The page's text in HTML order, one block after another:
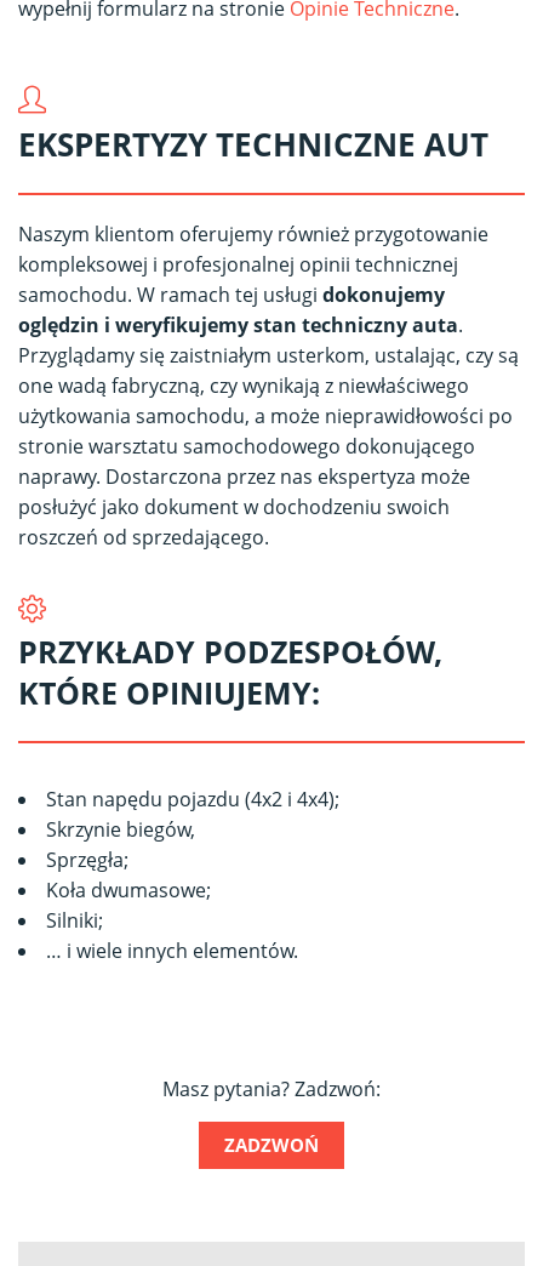
wypełnij formularz na stronie Opinie Techniczne.
EKSPERTYZY TECHNICZNE AUT
Naszym klientom oferujemy również przygotowanie
kompleksowej i profesjonalnej opinii technicznej
samochodu. W ramach tej usługi dokonujemy
oględzin i weryfikujemy stan techniczny auta.
Przyglądamy się zaistniałym usterkom, ustalając, czy są
one wadą fabryczną, czy wynikają z niewłaściwego
użytkowania samochodu, a może nieprawidłowości po
stronie warsztatu samochodowego dokonującego
naprawy. Dostarczona przez nas ekspertyza może
posłużyć jako dokument w dochodzeniu swoich
roszczeń od sprzedającego.
PRZYKŁADY PODZESPOŁÓW,
KTÓRE OPINIUJEMY:
Stan napędu pojazdu (4x2 i 4x4);
Skrzynie biegów,
Sprzęgła;
Koła dwumasowe;
Silniki;
… i wiele innych elementów.
Masz pytania? Zadzwoń:
ZADZWOŃ